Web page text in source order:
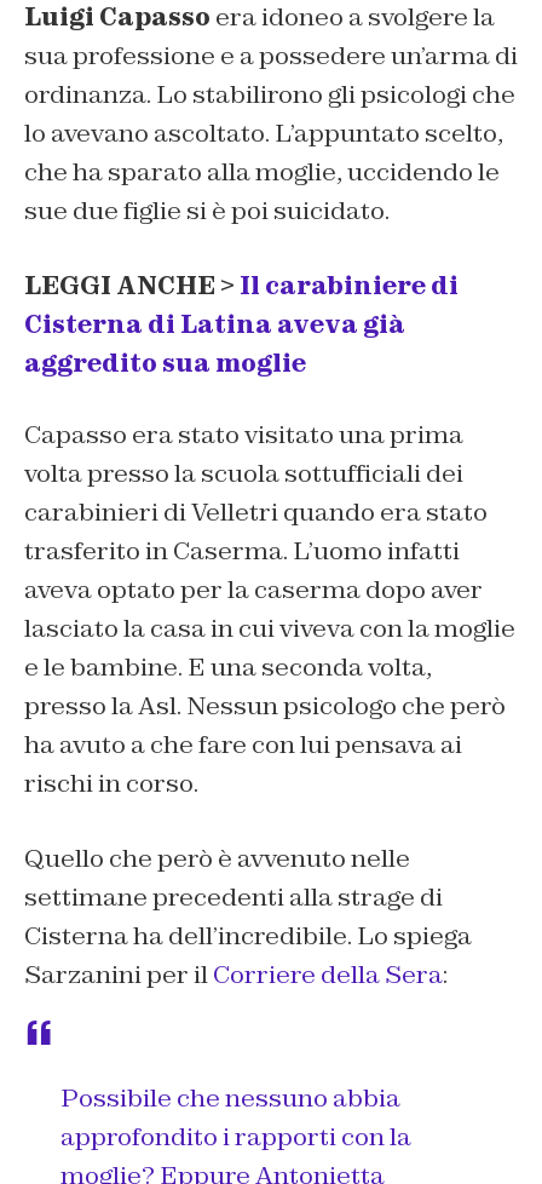
Luigi Capasso era idoneo a svolgere la
sua professione e a possedere un’arma di
ordinanza. Lo stabilirono gli psicologi che
lo avevano ascoltato. L’appuntato scelto,
che ha sparato alla moglie, uccidendo le
sue due figlie si è poi suicidato.
LEGGI ANCHE > Il carabiniere di
Cisterna di Latina aveva già
aggredito sua moglie
Capasso era stato visitato una prima
volta presso la scuola sottufficiali dei
carabinieri di Velletri quando era stato
trasferito in Caserma. L’uomo infatti
aveva optato per la caserma dopo aver
lasciato la casa in cui viveva con la moglie
e le bambine. E una seconda volta,
presso la Asl. Nessun psicologo che però
ha avuto a che fare con lui pensava ai
rischi in corso.
Quello che però è avvenuto nelle
settimane precedenti alla strage di
Cisterna ha dell’incredibile. Lo spiega
Sarzanini per ilCorriere della Sera:
Possibile che nessuno abbia
approfondito i rapporti con la
moglie? Eppure Antonietta